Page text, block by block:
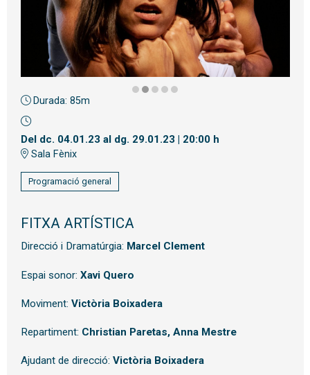
Diapositiva 2 de 5
Durada: 85m
Del dc. 04.01.23 al dg. 29.01.23 20:00 h
Sala Fènix
Programació general
FITXA ARTÍSTICA
Direcció i Dramatúrgia: Marcel Clement
Espai sonor: Xavi Quero
Moviment: Victòria Boixadera
Repartiment: Christian Paretas, Anna Mestre
Ajudant de direcció: Victòria Boixadera